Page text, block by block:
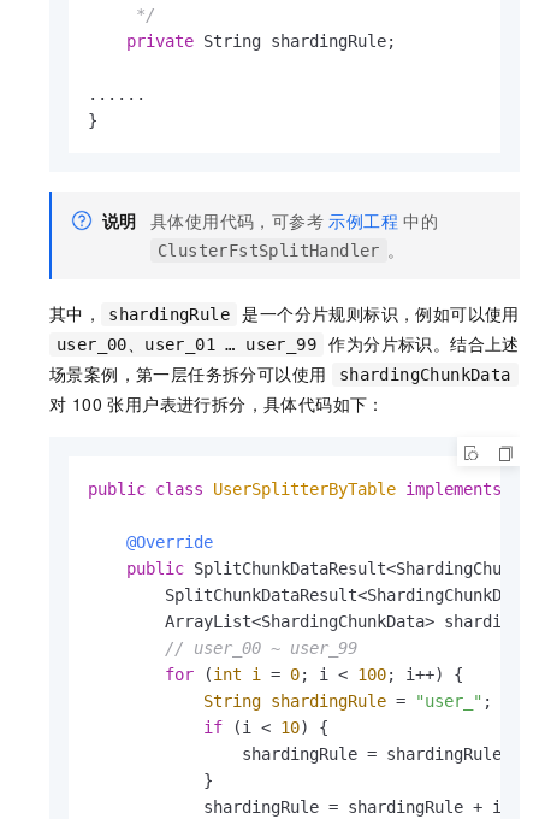
     */
private String shardingRule;
......
}
说明 具体使用代码，可参考示例工程 中的
ClusterFstSplitHandler 。
其中， shardingRule 是一个分片规则标识，例如可以使用
user_00、user_01 … user_99
作为分片标识。结合上述
场景案例，第一层任务拆分可以使用
shardingChunkData
对 100 张用户表进行拆分，具体代码如下：
public class UserSplitterByTable implements
@Override
public
ArrayList<ShardingChunkData>
// user_00 ~ user_99
for (int i = 0; i < 100; i++) {
String shardingRule = "user_" ;
if (i < 10) {
                shardingRule = shardingRule +
            }
            shardingRule = shardingRule + i;